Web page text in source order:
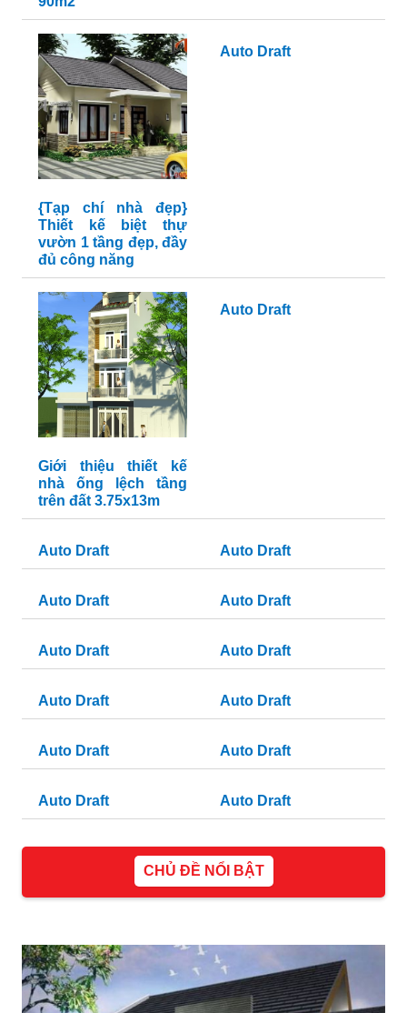
{Tạp chí nhà đẹp}
Thiết kế biệt thự
vườn 1 tầng đẹp, đầy
đủ công năng
Auto Draft
Giới thiệu thiết kế
nhà ống lệch tầng
trên đất 3.75x13m
Auto Draft
Auto Draft Auto Draft
Auto Draft Auto Draft
Auto Draft Auto Draft
Auto Draft Auto Draft
Auto Draft Auto Draft
Auto Draft Auto Draft
CHỦ ĐỀ NỔI BẬT